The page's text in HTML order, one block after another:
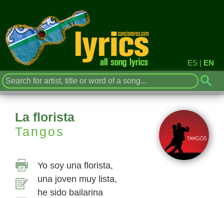
ES | EN
La florista
Tangos
Yo soy una florista,
una joven muy lista,
he sido bailarina